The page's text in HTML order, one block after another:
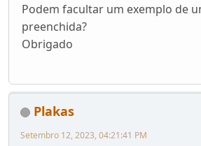
Podem facultar um exemplo de
preenchida?
Obrigado
Plakas
Setembro 12, 2023, 04:21:41 PM